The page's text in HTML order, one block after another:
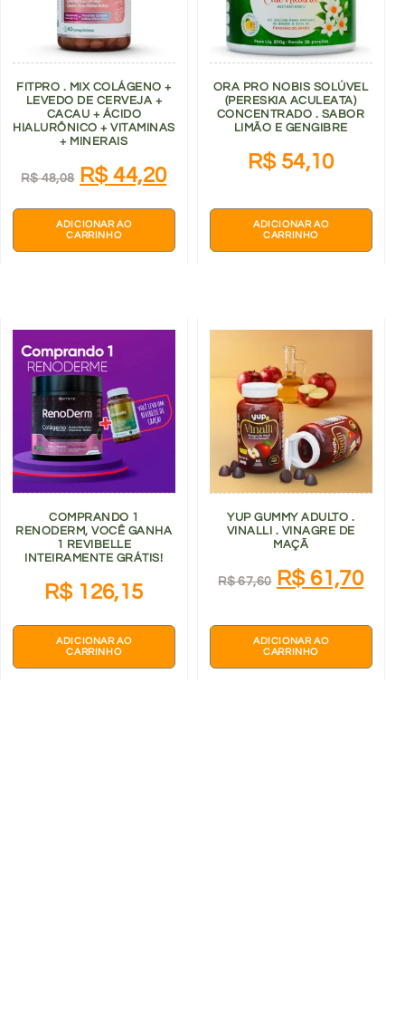
FITPRO . MIX COLÁGENO +
LEVEDO DE CERVEJA +
CACAU + ÁCIDO
HIALURÔNICO + VITAMINAS
+ MINERAIS
R$48,08 R$44,20
ADICIONAR AO
CARRINHO
ORA PRO NOBIS SOLÚVEL
(PERESKIA ACULEATA)
CONCENTRADO . SABOR
LIMÃO E GENGIBRE
R$54,10
ADICIONAR AO
CARRINHO
COMPRANDO 1
RENODERM, VOCÊ GANHA
1 REVIBELLE
INTEIRAMENTE GRÁTIS!
R$126,15
ADICIONAR AO
CARRINHO
YUP GUMMY ADULTO .
VINALLI . VINAGRE DE
MAÇÃ
R$67,60 R$61,70
ADICIONAR AO
CARRINHO